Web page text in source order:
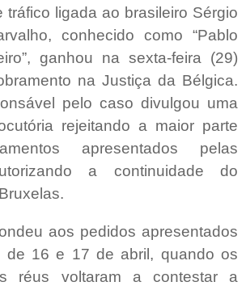
tráfico ligada ao brasileiro Sérgio
conhecido como “Pablo
ganhou na sexta-feira (29)
na Justiça da Bélgica.
pelo caso divulgou uma
rejeitando a maior parte
apresentados pelas
a continuidade do
aos pedidos apresentados
de 16 e 17 de abril, quando os
réus voltaram a contestar a